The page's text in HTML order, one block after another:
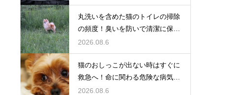
丸洗いを含めた猫のトイレの掃除
の頻度！臭いを防いで清潔に保つ
コツ
2026.08.6
猫のおしっこが出ない時はすぐに
救急へ！命に関わる危険な病気と
は
2026.08.6